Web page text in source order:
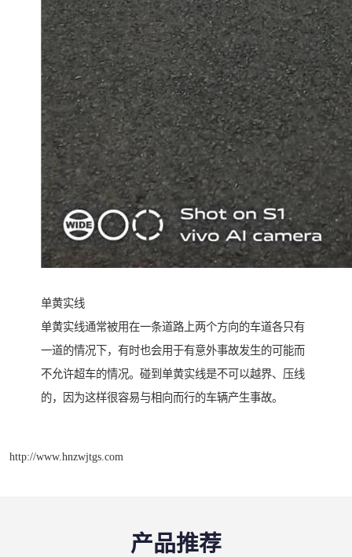
单黄实线
单黄实线通常被用在一条道路上两个方向的车道各只有
一道的情况下，有时也会用于有意外事故发生的可能而
不允许超车的情况。碰到单黄实线是不可以越界、压线
的，因为这样很容易与相向而行的车辆产生事故。
http://www.hnzwjtgs.com
产品推荐